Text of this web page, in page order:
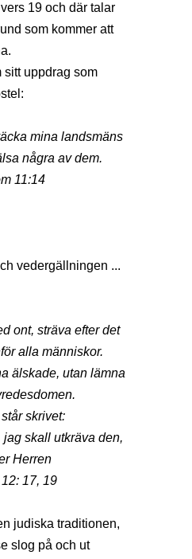
19 och där talar
som kommer att
sitt uppdrag som
mina landsmäns
några av dem.
11:14
vedergällningen ...
ont, sträva efter det
alla människor.
älskade, utan lämna
skrivet:
skall utkräva den,
Herren
17, 19
judiska traditionen,
slog på och ut